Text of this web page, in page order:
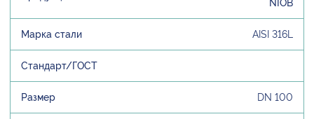
NIOB
AISI 316L
DN 100